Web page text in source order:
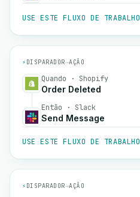
USE ESTE FLUXO DE TRABALHO
⚡ DISPARADOR→AÇÃO
Quando · Shopify
Order Deleted
Então · Slack
Send Message
USE ESTE FLUXO DE TRABALHO
⚡ DISPARADOR→AÇÃO